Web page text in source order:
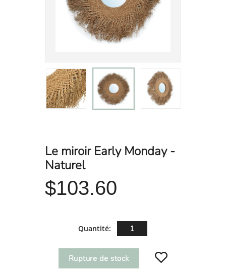
Le miroir Early Monday -
Naturel
$103.60
Quantité:
Rupture de stock